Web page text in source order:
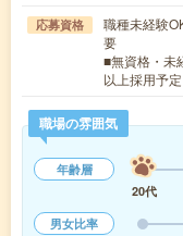
応募資格
職種未経験
要
■無資格・未
以上採用予
職場の雰囲気
年齢層
20代
男女比率